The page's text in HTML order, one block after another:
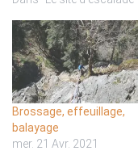
Brossage, effeuillage,
balayage
mer. 21 Avr. 2021